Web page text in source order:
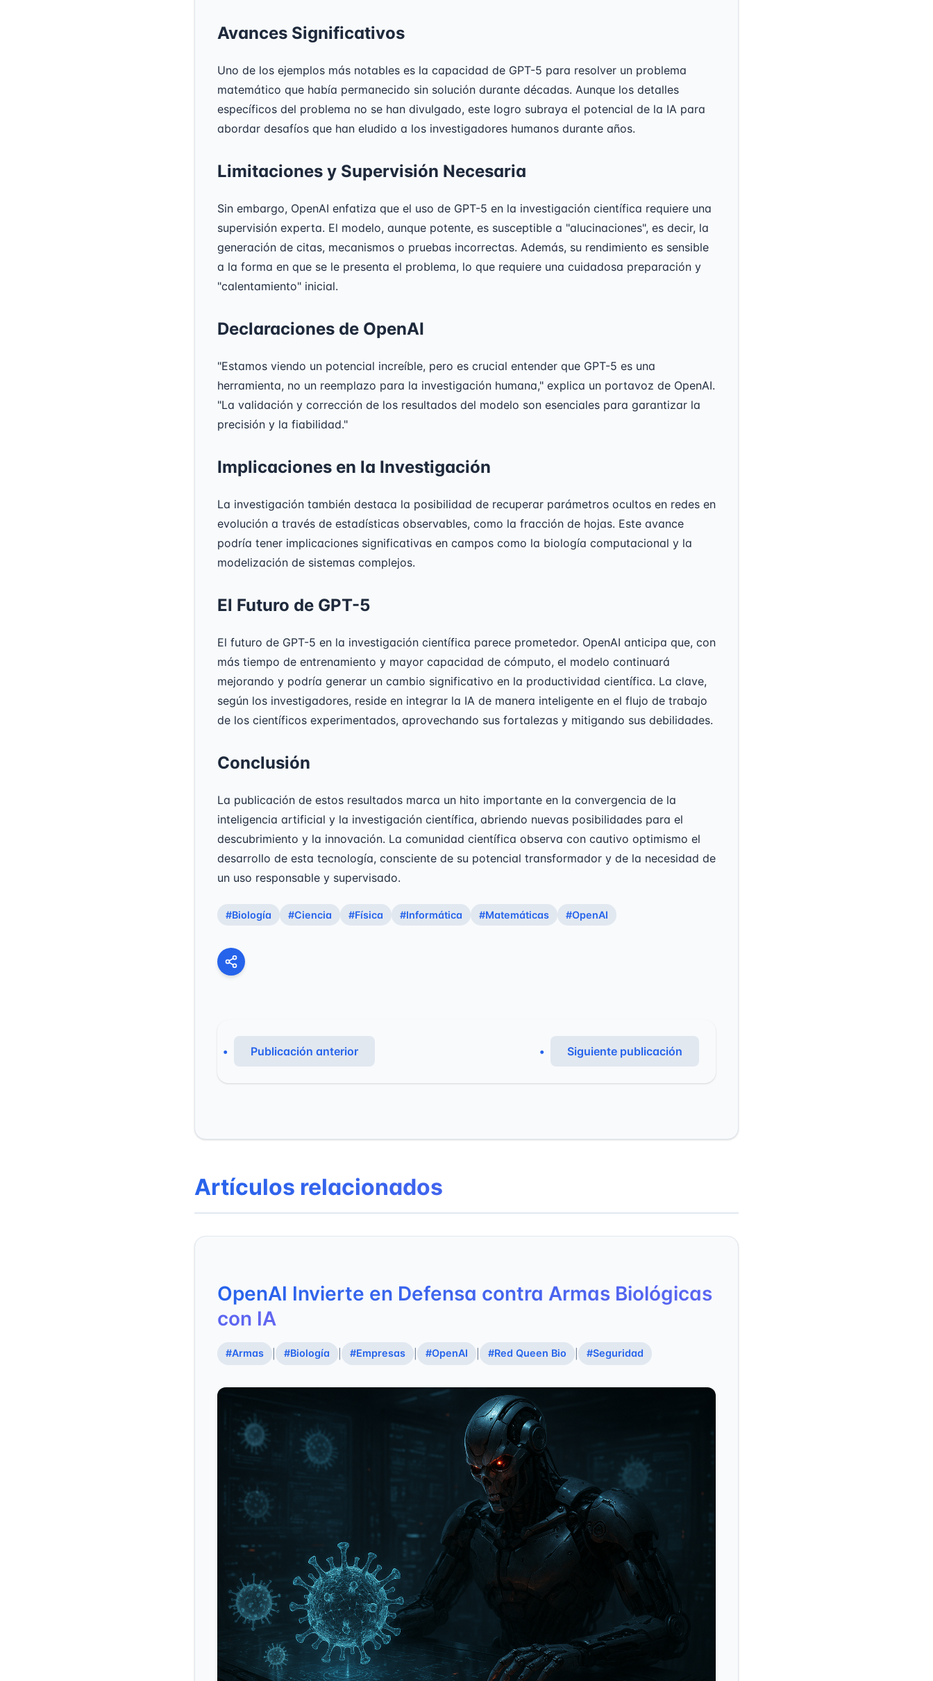
Avances Significativos
Uno de los ejemplos más notables es la capacidad de GPT-5 para resolver un problema
matemático que había permanecido sin solución durante décadas. Aunque los detalles
específicos del problema no se han divulgado, este logro subraya el potencial de la IA para
abordar desafíos que han eludido a los investigadores humanos durante años.
Limitaciones y Supervisión Necesaria
Sin embargo, OpenAI enfatiza que el uso de GPT-5 en la investigación científica requiere una
supervisión experta. El modelo, aunque potente, es susceptible a "alucinaciones", es decir, la
generación de citas, mecanismos o pruebas incorrectas. Además, su rendimiento es sensible
a la forma en que se le presenta el problema, lo que requiere una cuidadosa preparación y
"calentamiento" inicial.
Declaraciones de OpenAI
"Estamos viendo un potencial increíble, pero es crucial entender que GPT-5 es una
herramienta, no un reemplazo para la investigación humana," explica un portavoz de OpenAI.
"La validación y corrección de los resultados del modelo son esenciales para garantizar la
precisión y la fiabilidad."
Implicaciones en la Investigación
La investigación también destaca la posibilidad de recuperar parámetros ocultos en redes en
evolución a través de estadísticas observables, como la fracción de hojas. Este avance
podría tener implicaciones significativas en campos como la biología computacional y la
modelización de sistemas complejos.
El Futuro de GPT-5
El futuro de GPT-5 en la investigación científica parece prometedor. OpenAI anticipa que, con
más tiempo de entrenamiento y mayor capacidad de cómputo, el modelo continuará
mejorando y podría generar un cambio significativo en la productividad científica. La clave,
según los investigadores, reside en integrar la IA de manera inteligente en el flujo de trabajo
de los científicos experimentados, aprovechando sus fortalezas y mitigando sus debilidades.
Conclusión
La publicación de estos resultados marca un hito importante en la convergencia de la
inteligencia artificial y la investigación científica, abriendo nuevas posibilidades para el
descubrimiento y la innovación. La comunidad científica observa con cautivo optimismo el
desarrollo de esta tecnología, consciente de su potencial transformador y de la necesidad de
un uso responsable y supervisado.
#Biología #Ciencia #Física #Informática #Matemáticas #OpenAI
Publicación anterior Siguiente publicación
Artículos relacionados
OpenAI Invierte en Defensa contra Armas Biológicas
con IA
#Armas #Biología #Empresas #OpenAI #Red Queen Bio #Seguridad